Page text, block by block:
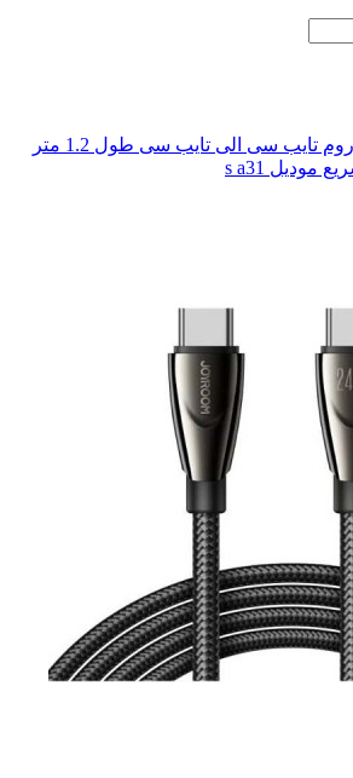
كابل شحن جوى روم تايب سى الى تايب سى طول 1.2 متر